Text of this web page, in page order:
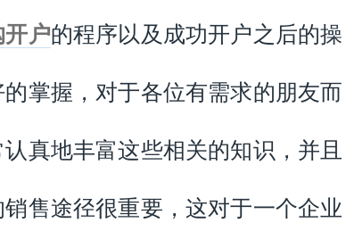
户的程序以及成功开户之后的操
掌握，对于各位有需求的朋友而
真地丰富这些相关的知识，并且
售途径很重要，这对于一个企业